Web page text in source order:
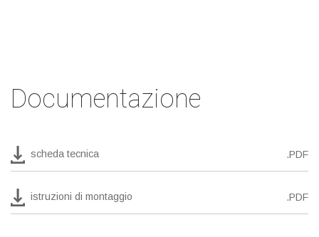
Documentazione
scheda tecnica .PDF
istruzioni di montaggio .PDF